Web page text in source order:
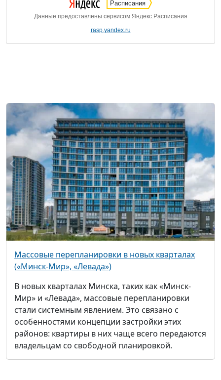
Расписания
Данные предоставлены сервисом Яндекс.Расписания
rasp.yandex.ru
Массовые перепланировки в новых кварталах
(«Минск-Мир», «Левада»)
В новых кварталах Минска, таких как «Минск-
Мир» и «Левада», массовые перепланировки
стали системным явлением. Это связано с
особенностями концепции застройки этих
районов: квартиры в них чаще всего передаются
владельцам со свободной планировкой.